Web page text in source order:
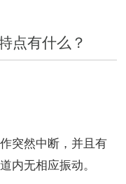
点有什么？
突然中断，并且有
内无相应振动。